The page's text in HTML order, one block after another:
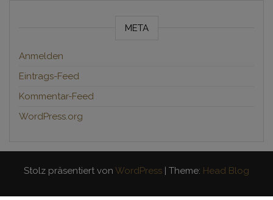
META
Anmelden
Eintrags-Feed
Kommentar-Feed
WordPress.org
Stolz präsentiert von WordPress | Theme: Head Blog